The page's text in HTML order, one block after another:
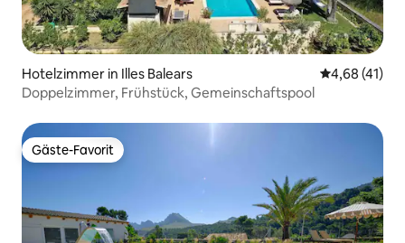
Hotelzimmer in Illes Balears
4,68 (41)
Doppelzimmer, Frühstück, Gemeinschaftspool
Gäste-Favorit
Gäste-Favorit